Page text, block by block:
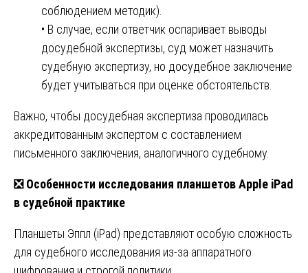
соблюдением методик).
• В случае, если ответчик оспаривает выводы
досудебной экспертизы, суд может назначить
судебную экспертизу, но досудебное заключение
будет учитываться при оценке обстоятельств.
Важно, чтобы досудебная экспертиза проводилась
аккредитованным экспертом с составлением
письменного заключения, аналогичного судебному.
❎Особенности исследования планшетов Apple iPad
в судебной практике
Планшеты Эппл (iPad) представляют особую сложность
для судебного исследования из-за аппаратного